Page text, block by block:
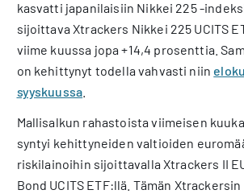
kasvatti japanilaisiin Nikkei 225 -
sijoittava Xtrackers Nikkei 225 UCITS
viime kuussa jopa +14,4 prosenttia.
on kehittynyt todella vahvasti niin
syyskuussa
Mallisalkun rahastoista viimeisen
syntyi kehittyneiden valtioiden
riskilainoihin sijoittavalla Xtrackers II
Bond UCITS ETF:llä. Tämän